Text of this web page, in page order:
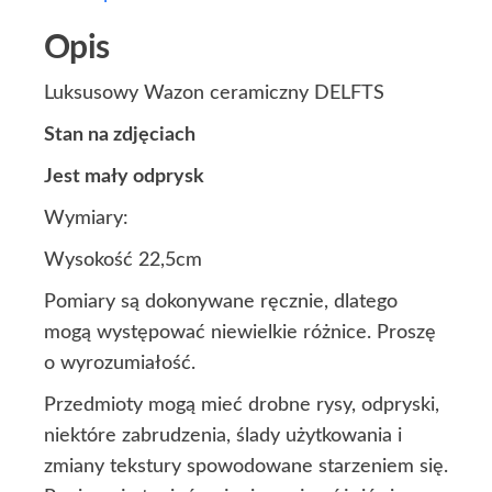
Opis
Luksusowy Wazon ceramiczny DELFTS
Stan na zdjęciach
Jest mały odprysk
Wymiary:
Wysokość 22,5cm
Pomiary są dokonywane ręcznie, dlatego
mogą występować niewielkie różnice. Proszę
o wyrozumiałość.
Przedmioty mogą mieć drobne rysy, odpryski,
niektóre zabrudzenia, ślady użytkowania i
zmiany tekstury spowodowane starzeniem się.